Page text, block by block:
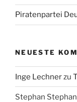
Piratenpartei
NEUESTE
Inge Lechnerzu
Stephan